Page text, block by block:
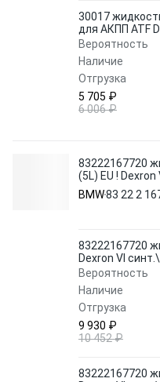
30017
для АКПП ATF
Вероятность
Наличие
Отгрузка
5 705 ₽
6 006 ₽
83222167720
(5L) EU !
VI
BMW83 22 2
83222167720
Dexron VI
Вероятность
Наличие
Отгрузка
9 930 ₽
10 452 ₽
83222167720